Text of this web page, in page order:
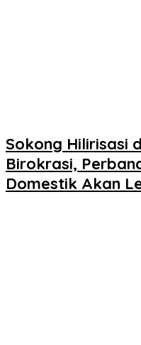
Sokong Hilirisasi
Birokrasi,
Domestik Akan